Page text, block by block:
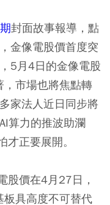
封面故事報導，點
金像電股價首度突
5月4日的金像電股
市場也將焦點轉
家法人近日同步將
算力的推波助瀾
才正要展開。
股價在4月27日，
具高度不可替代